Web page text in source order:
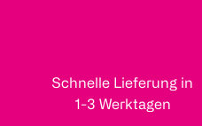
Schnelle Lieferung in
1-3 Werktagen